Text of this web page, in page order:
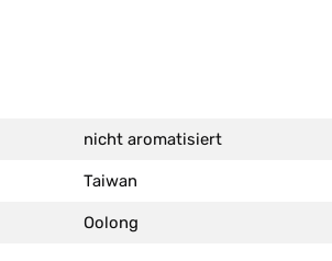
nicht aromatisiert
Taiwan
Oolong